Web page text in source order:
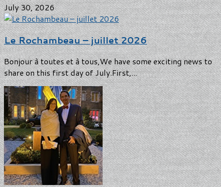
July 30, 2026
Le Rochambeau – juillet 2026
Bonjour à toutes et à tous,We have some exciting news to
share on this first day of July.First,...